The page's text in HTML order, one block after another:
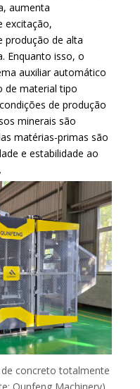
aumenta
excitação,
produção de alta
Enquanto isso, o
auxiliar automático
de material tipo
de produção
minerais são
matérias-primas são
e estabilidade ao
concreto totalmente